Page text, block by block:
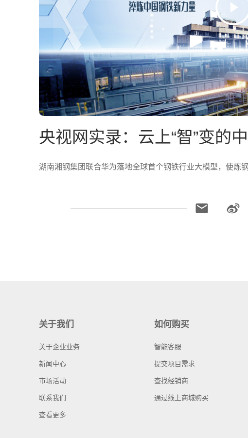
央视网实录：云上“智”变的
湖南湘钢集团联合华为落地全球首个钢铁行业大模型，使炼
关于我们
关于企业业务
新闻中心
市场活动
联系我们
查看更多
如何购买
智能客服
提交项目需求
查找经销商
通过线上商城购买